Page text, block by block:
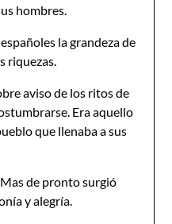
hombres.
la grandeza de
riquezas.
aviso de los ritos de
Era aquello
que llenaba a sus
de pronto surgió
y alegría.